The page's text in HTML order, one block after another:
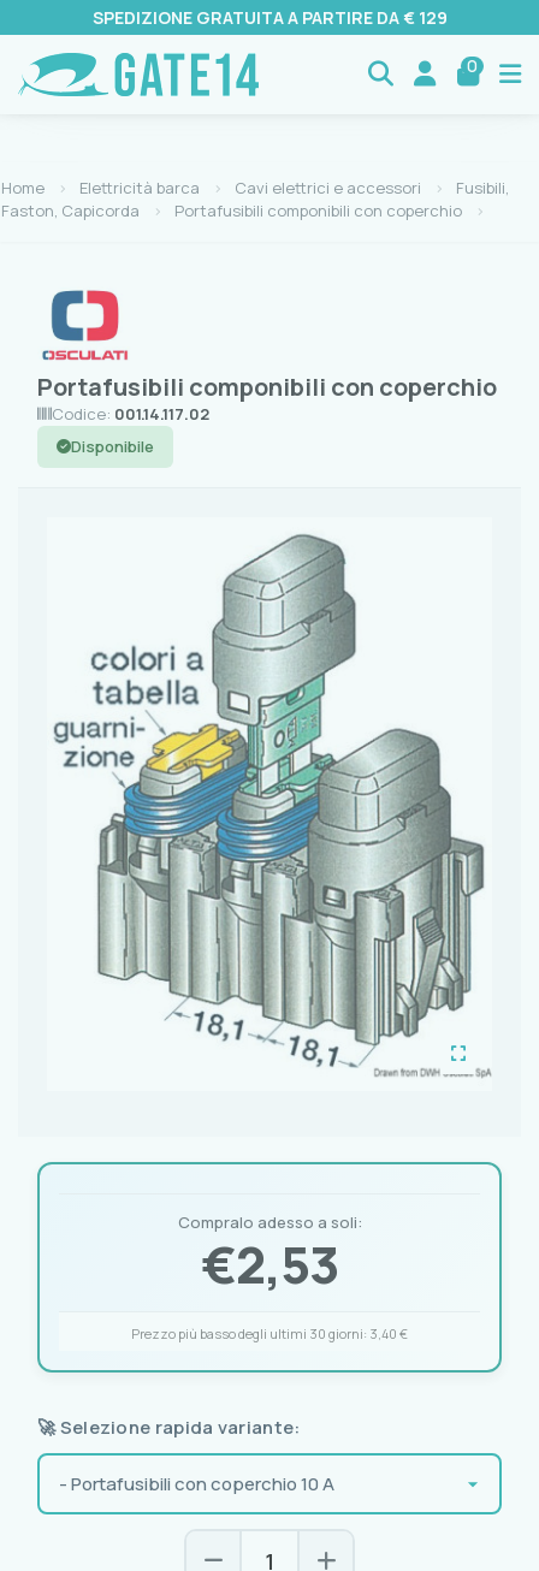
SPEDIZIONE GRATUITA A PARTIRE DA € 129
0
Home Elettricità barca Cavi elettrici e accessori
Fusibili,
Faston, Capicorda
Portafusibili componibili con coperchio
Portafusibili componibili con coperchio
Codice: 001.14.117.02
Disponibile
Compralo adesso a soli:
€2,53
Prezzo più basso degli ultimi 30 giorni: 3,40 €
🚀 Selezione rapida variante: